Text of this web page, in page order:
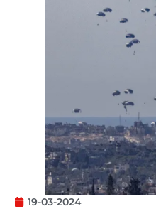
19-03-2024